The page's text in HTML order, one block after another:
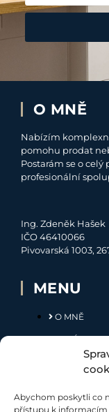
Abychom poskytli co
přístupu k informacím
O MNĚ
Nabízím
pomohu prodat
Postarám se o
profesionální
Ing. Zdeněk Hašek
IČO 46410066
Pivovarská 1003,
MENU
O MNĚ
NABÍDKA
MOJE SLUŽBY